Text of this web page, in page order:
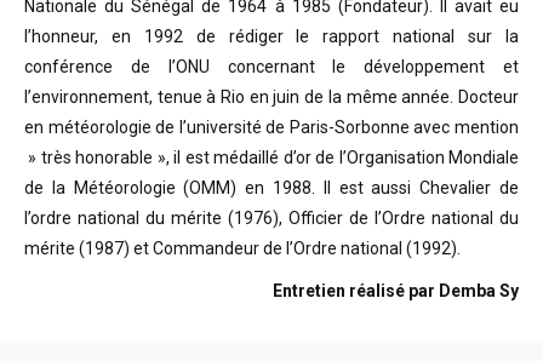
Nationale du Sénégal de 1964 à 1985 (Fondateur). Il avait eu
l’honneur, en 1992 de rédiger le rapport national sur la
conférence de l’ONU concernant le développement et
l’environnement, tenue à Rio en juin de la même année.
Docteur
en météorologie de l’université de Paris-Sorbonne avec mention
» très honorable », il est médaillé d’or de l’Organisation Mondiale
de la Météorologie (OMM) en 1988. Il est aussi Chevalier de
l’ordre national du mérite (1976), Officier de l’Ordre national du
mérite (1987) et Commandeur de l’Ordre national (1992).
Entretien réalisé par Demba Sy